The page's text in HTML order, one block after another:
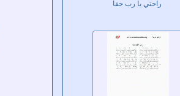
راحتي يا رب حقا